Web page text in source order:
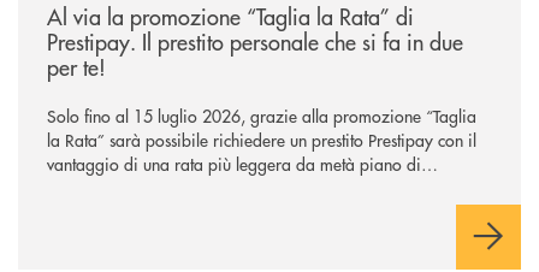
Al via la promozione “Taglia la Rata” di
Prestipay. Il prestito personale che si fa in due
per te!
Solo fino al 15 luglio 2026, grazie alla promozione “Taglia
la Rata” sarà possibile richiedere un prestito Prestipay con il
vantaggio di una rata più leggera da metà piano di